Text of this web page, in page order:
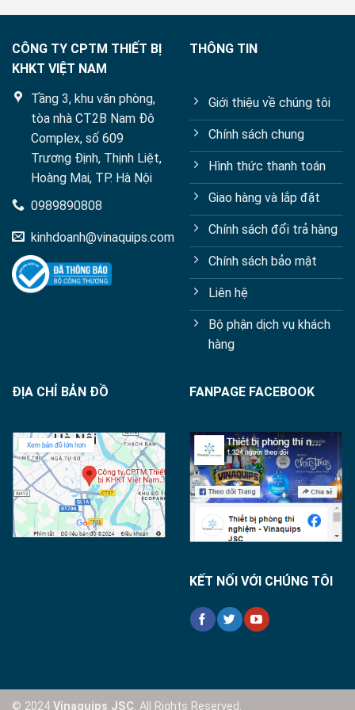
CÔNG TY CPTM THIẾT BỊ
KHKT VIỆT NAM
Tầng 3, khu văn phòng,
tòa nhà CT2B Nam Đô
Complex, số 609
Trương Định, Thịnh Liệt,
Hoàng Mai, TP. Hà Nội
0989890808
kinhdoanh@vinaquips.com
THÔNG TIN
Giới thiệu về chúng tôi
Chính sách chung
Hình thức thanh toán
Giao hàng và lắp đặt
Chính sách đổi trả hàng
Chính sách bảo mật
Liên hệ
Bộ phận dịch vụ khách
hàng
ĐỊA CHỈ BẢN ĐỒ FANPAGE FACEBOOK
KẾT NỐI VỚI CHÚNG TÔI
© 2024 Vinaquips JSC. All Rights Reserved.